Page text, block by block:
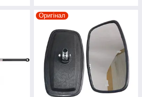
Оригінал